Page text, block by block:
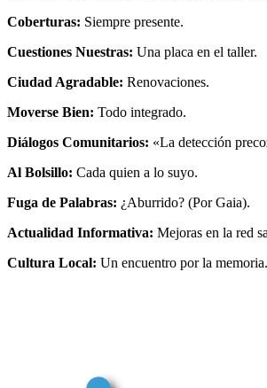
Coberturas: Siempre presente.
Cuestiones Nuestras: Una placa en el taller.
Ciudad Agradable: Renovaciones.
Moverse Bien: Todo integrado.
Diálogos Comunitarios: «La detección
Al Bolsillo: Cada quien a lo suyo.
Fuga de Palabras: ¿Aburrido? (Por Gaia).
Actualidad Informativa: Mejoras en la red
Cultura Local: Un encuentro por la memoria.